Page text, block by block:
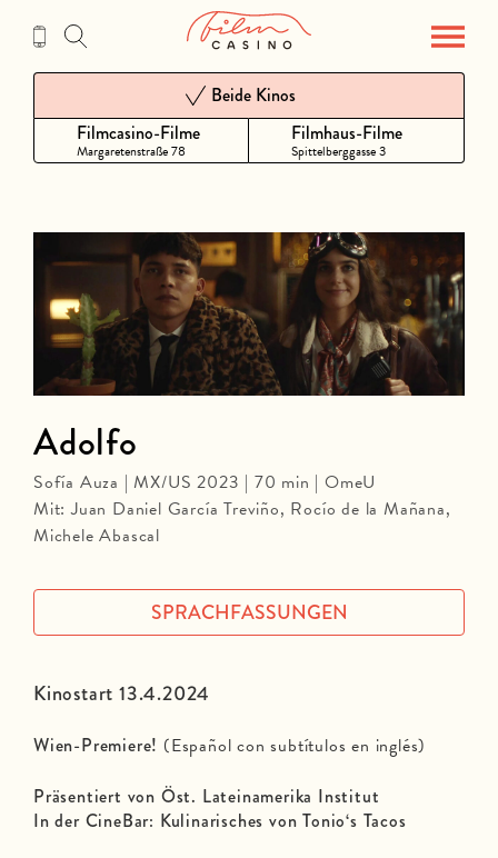
Inhalt
Filmcasino-Filme
Margaretenstraße 78
Beide Kinos
Filmhaus-Filme
Spittelberggasse 3
Kinostart 13.4.2024
Wien-Premiere! (Español con subtítulos en inglés)
Präsentiert von Öst. Lateinamerika Institut
In der CineBar: Kulinarisches von Tonio‘s Tacos
Adolfo
Sofía Auza | MX/US 2023 | 70 min | OmeU
Mit: Juan Daniel García Treviño, Rocío de la Mañana,
Michele Abascal
SPRACHFASSUNGEN